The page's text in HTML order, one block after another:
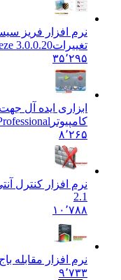
نرم افزار فریز
تغییرات3.0.0.20
۳۵٬۲۹۵
ابزاری ایده آل
کامپیوتر
۸٬۲۶۵
نرم افزار کنترل
2.1
۱۰٬۷۸۸
نرم افزار مقابله
۹٬۷۳۳